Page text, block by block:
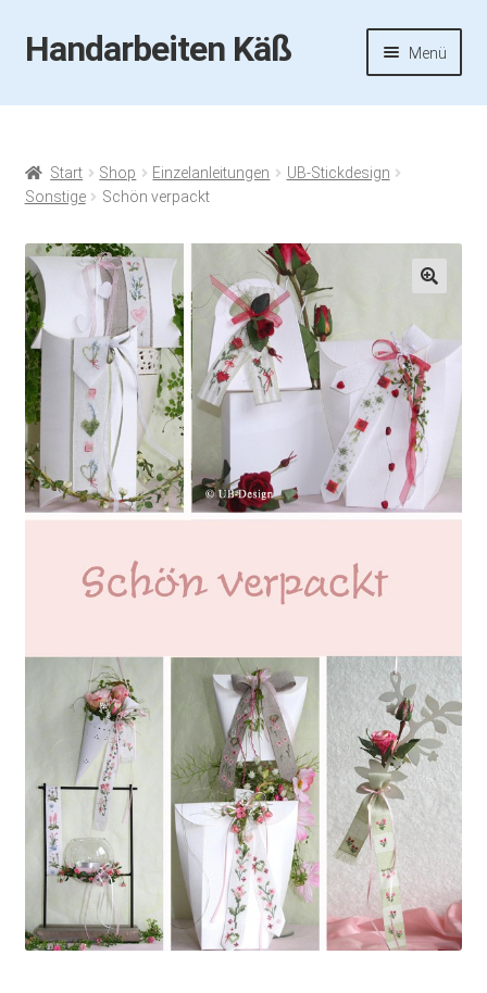
Zur
Navigation
Zum
Inhalt
Handarbeiten Käß Menü
Startseite
Aktuelles
Termine
Handarbeiten-Käß-Shop
Kasse
Mein Konto
Start Shop Einzelanleitungen
UB-Stickdesign
Sonstige
Schön verpackt